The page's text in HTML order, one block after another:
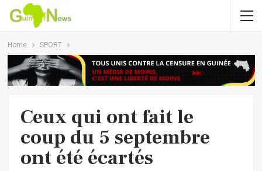
Home SPORT
Ceux qui ont fait le
coup du 5 septembre
ont été écartés